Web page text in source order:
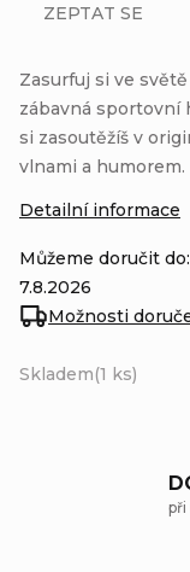
Skladem(1 ks)
Můžeme doručit do:
7.8.2026
Možnosti
Zasurfuj si ve
zábavná sportovní
si zasoutěžíš v
vlnami a humorem.
Detailní informace
ZEPTAT SE
při